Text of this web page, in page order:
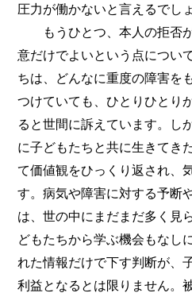
圧力が働かないと言えるでし
もうひとつ、本人の拒否が
意だけでよいという点につい
ちは、どんなに重度の障害を
つけていても、ひとりひとり
ると世間に訴えています。し
に子どもたちと共に生きてき
て価値観をひっくり返され、
す。病気や障害に対する予断
は、世の中にまだまだ多く見
どもたちから学ぶ機会もなし
れた情報だけで下す判断が、
利益となるとは限りません。